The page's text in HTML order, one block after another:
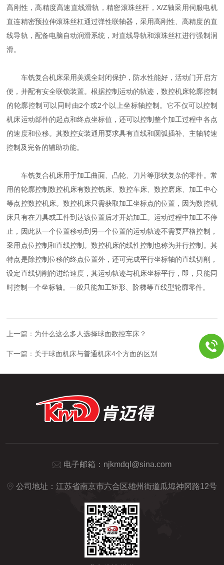
高刚性，高精度高速直线滑轨，精密滚珠丝杆，X/Z轴采用伺服电机
直连精密预拉伸滚珠丝杠通过弹性联轴器，采用高刚性、高精度的直
线导轨，配备电脑自动润滑系统，对直线导轨和滚珠丝杠进行强制润
滑。
车铣复合机床采用美观全封闭保护，防水性能好，活动门开启方
便，并配有安全联锁装置。根据控制运动的轨迹，数控机床轮廓控制
的轮廓控制可以同时由2个或2个以上坐标轴控制。它不仅可以控制
机床运动部件的起点和终点坐标值，还可以控制整个加工过程中各点
的速度和位移。其数控安装通用要求具有直线和圆弧插补、主轴转速
控制及完备的辅助功能。
车铣复合机床用于加工曲面、凸轮、刀片等形状复杂的零件。常
用的轮廓控制数控机床有数控铣床、数控车床、数控磨床、加工中心
等点控数控机床。数控机床只需获取加工坐标点的位置，因为数控机
床只有在刀具或工件到达该位置后才开始加工。运动过程中加工不停
止，因此从一个位置移动到另一个位置的运动轨迹不需要严格控制，
采用点位控制和直线控制。数控机床的线性控制也称为并行控制。其
特点是除控制位移的终点位置外，还可完成平行坐标轴的直线切削，
设定直线切削的进给速度，其运动轨迹与机床坐标平行，即，只能同
时控制一个坐标轴。一般只能加工矩形、阶梯等直线型轮廓零件。
上一篇： 为什么这么多人选择球面数控车床？
下一篇： 关于球面机床与普通机床4个方面的区别
电子邮箱： njkmdql@sina.com
公司地址：江苏省南京市六合区雄州街道瓜埠神冈路12号